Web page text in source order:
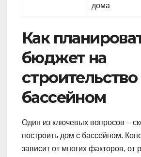
дома
Как
бюджет на
бассейном
Один из ключевых вопросов –
построить дом с бассейном.
зависит от многих факторов, от